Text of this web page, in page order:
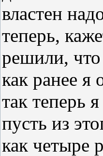
властен
теперь,
решили,
как ранее
так теперь
пусть из
как четыре